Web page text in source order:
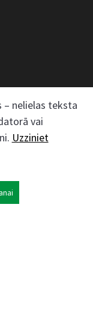
Zaļenieku
Latvija
nelielas teksta
vai
Uzziniet